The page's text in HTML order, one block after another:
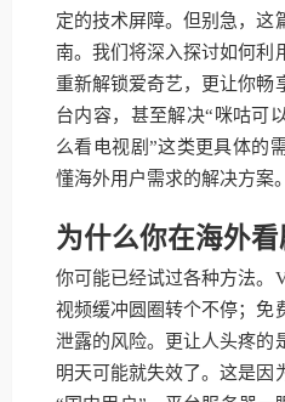
定的技术屏障。但别急，这
南。我们将深入探讨如何利
重新解锁爱奇艺，更让你畅
台内容，甚至解决“咪咕可
么看电视剧”这类更具体的
懂海外用户需求的解决方案。
为什么你在海外看
你可能已经试过各种方法。
视频缓冲圆圈转个不停；免
泄露的风险。更让人头疼的
明天可能就失效了。这是因